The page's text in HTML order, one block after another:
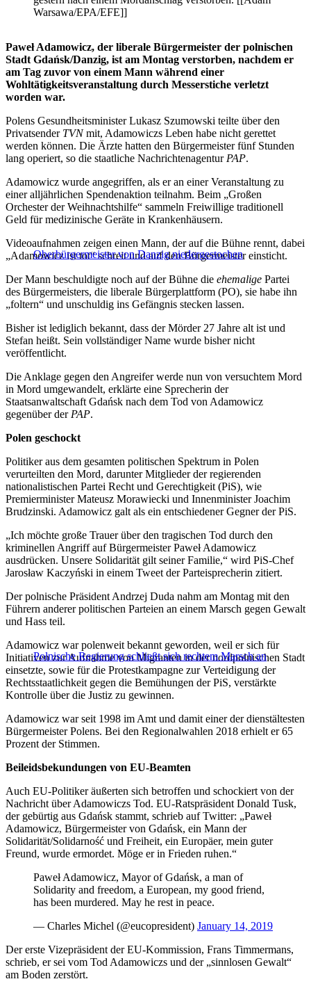
Warsawa/EPA/EFE]]
Paweł Adamowicz, der liberale Bürgermeister der polnischen
Stadt Gdańsk/Danzig, ist am Montag verstorben, nachdem er
am Tag zuvor von einem Mann während einer
Wohltätigkeitsveranstaltung durch Messerstiche verletzt
worden war.
Polens Gesundheitsminister Lukasz Szumowski teilte über den
Privatsender TVNmit, Adamowiczs Leben habe nicht gerettet
werden können. Die Ärzte hatten den Bürgermeister fünf Stunden
lang operiert, so die staatliche Nachrichtenagentur PAP.
Adamowicz wurde angegriffen, als er an einer Veranstaltung zu
einer alljährlichen Spendenaktion teilnahm. Beim „Großen
Orchester der Weihnachtshilfe“ sammeln Freiwillige traditionell
Geld für medizinische Geräte in Krankenhäusern.
Oberbürgermeister von Danzig niedergestochen
Videoaufnahmen zeigen einen Mann, der auf die Bühne rennt, dabei
„Adamowicz ist tot“ schreit und auf den Bürgermeister einsticht.
Der Mann beschuldigte noch auf der Bühne die ehemalige Partei
des Bürgermeisters, die liberale Bürgerplattform (PO), sie habe ihn
„foltern“ und unschuldig ins Gefängnis stecken lassen.
Bisher ist lediglich bekannt, dass der Mörder 27 Jahre alt ist und
Stefan heißt. Sein vollständiger Name wurde bisher nicht
veröffentlicht.
Die Anklage gegen den Angreifer werde nun von versuchtem Mord
in Mord umgewandelt, erklärte eine Sprecherin der
Staatsanwaltschaft Gdańsk nach dem Tod von Adamowicz
gegenüber der PAP.
Polen geschockt
Politiker aus dem gesamten politischen Spektrum in Polen
verurteilten den Mord, darunter Mitglieder der regierenden
nationalistischen Partei Recht und Gerechtigkeit (PiS), wie
Premierminister Mateusz Morawiecki und Innenminister Joachim
Brudzinski. Adamowicz galt als ein entschiedener Gegner der PiS.
„Ich möchte große Trauer über den tragischen Tod durch den
kriminellen Angriff auf Bürgermeister Paweł Adamowicz
ausdrücken. Unsere Solidarität gilt seiner Familie,“ wird PiS-Chef
Jarosław Kaczyński in einem Tweet der Parteisprecherin zitiert.
Der polnische Präsident Andrzej Duda nahm am Montag mit den
Führern anderer politischen Parteien an einem Marsch gegen Gewalt
und Hass teil.
Polnische Regierung schließt sich rechtem Marsch an
Adamowicz war polenweit bekannt geworden, weil er sich für
Initiativen zur Aufnahme von Migranten in der nordpolnischen Stadt
einsetzte, sowie für die Protestkampagne zur Verteidigung der
Rechtsstaatlichkeit gegen die Bemühungen der PiS, verstärkte
Kontrolle über die Justiz zu gewinnen.
Adamowicz war seit 1998 im Amt und damit einer der dienstältesten
Bürgermeister Polens. Bei den Regionalwahlen 2018 erhielt er 65
Prozent der Stimmen.
Beileidsbekundungen von EU-Beamten
Auch EU-Politiker äußerten sich betroffen und schockiert von der
Nachricht über Adamowiczs Tod. EU-Ratspräsident Donald Tusk,
der gebürtig aus Gdańsk stammt, schrieb auf Twitter: „Paweł
Adamowicz, Bürgermeister von Gdańsk, ein Mann der
Solidarität/Solidarność und Freiheit, ein Europäer, mein guter
Freund, wurde ermordet. Möge er in Frieden ruhen.“
Paweł Adamowicz, Mayor of Gdańsk, a man of
Solidarity and freedom, a European, my good friend,
has been murdered. May he rest in peace.
— Charles Michel (@eucopresident) January 14, 2019
Der erste Vizepräsident der EU-Kommission, Frans Timmermans,
schrieb, er sei vom Tod Adamowiczs und der „sinnlosen Gewalt“
am Boden zerstört.